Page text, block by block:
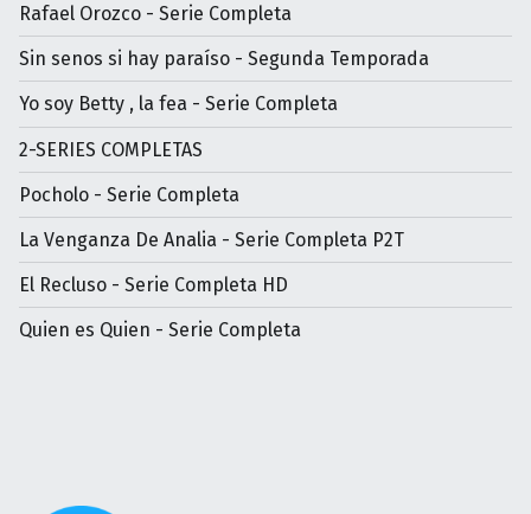
Rafael Orozco - Serie Completa
Sin senos si hay paraíso - Segunda Temporada
Yo soy Betty , la fea - Serie Completa
2-SERIES COMPLETAS
Pocholo - Serie Completa
La Venganza De Analia - Serie Completa P2T
El Recluso - Serie Completa HD
Quien es Quien - Serie Completa